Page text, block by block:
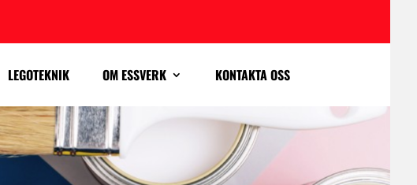
LEGOTEKNIK OM ESSVERK KONTAKTA OSS